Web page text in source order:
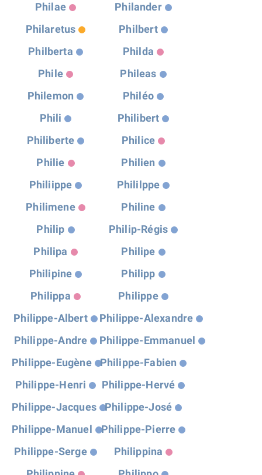
Philae
Philander
Philaretus
Philbert
Philberta
Philda
Phile
Phileas
Philemon
Philéo
Phili
Philibert
Philiberte
Philice
Philie
Philien
Philiippe
Phililppe
Philimene
Philine
Philip
Philip-Régis
Philipa
Philipe
Philipine
Philipp
Philippa
Philippe
Philippe-Albert
Philippe-Alexandre
Philippe-Andre
Philippe-Emmanuel
Philippe-Eugène
Philippe-Fabien
Philippe-Henri
Philippe-Hervé
Philippe-Jacques
Philippe-José
Philippe-Manuel
Philippe-Pierre
Philippe-Serge
Philippina